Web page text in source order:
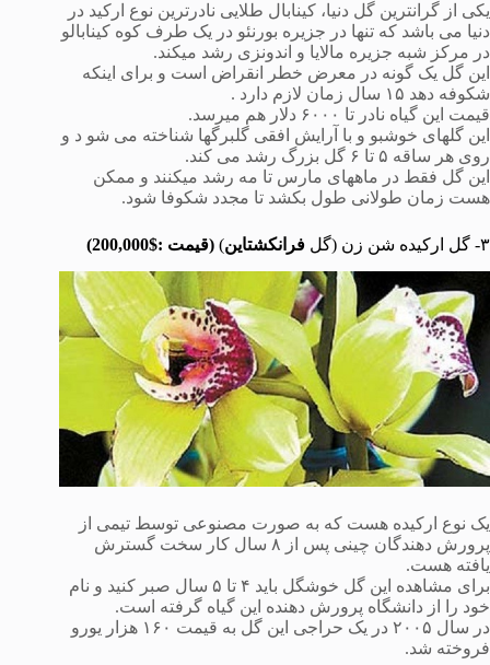
یکی از گرانترین گل دنیا، کینابال طلایی نادرترین نوع ارکید در
دنیا می باشد که تنها در جزیره بورنئو در یک طرف کوه کینابالو
در مرکز شبه جزیره مالایا و اندونزی رشد میکند.
این گل یک گونه در معرض خطر انقراض است و برای اینکه
شکوفه دهد ١۵ سال زمان لازم دارد .
قیمت این گیاه نادر تا ۶۰۰۰ دلار هم میرسد.
این گلهای خوشبو و با آرایش افقی گلبرگها شناخته می شو د و
روی هر ساقه ۵ تا ۶ گل بزرگ رشد می کند.
این گل فقط در ماههای مارس تا مه رشد میکنند و ممکن
هست زمان طولانی طول بکشد تا مجدد شکوفا شود.
۳- گل ارکیده شن زن (گل فرانکشتاین) (قیمت :$200,000)
یک نوع ارکیده هست که به صورت مصنوعی توسط تیمی از
پرورش دهندگان چینی پس از ۸ سال کار سخت گسترش
یافته هست.
برای مشاهده این گل خوشگل باید ۴ تا ۵ سال صبر کنید و نام
خود را از دانشگاه پرورش دهنده این گیاه گرفته است.
در سال ٢٠٠۵ در یک حراجی این گل به قیمت ١۶٠ هزار یورو
فروخته شد.